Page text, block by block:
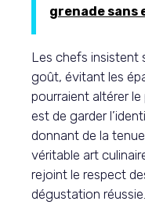
grenade
Les chefs insistent
goût, évitant les
pourraient altérer
est de garder
donnant de la
véritable art
rejoint le respect
dégustation réussie.